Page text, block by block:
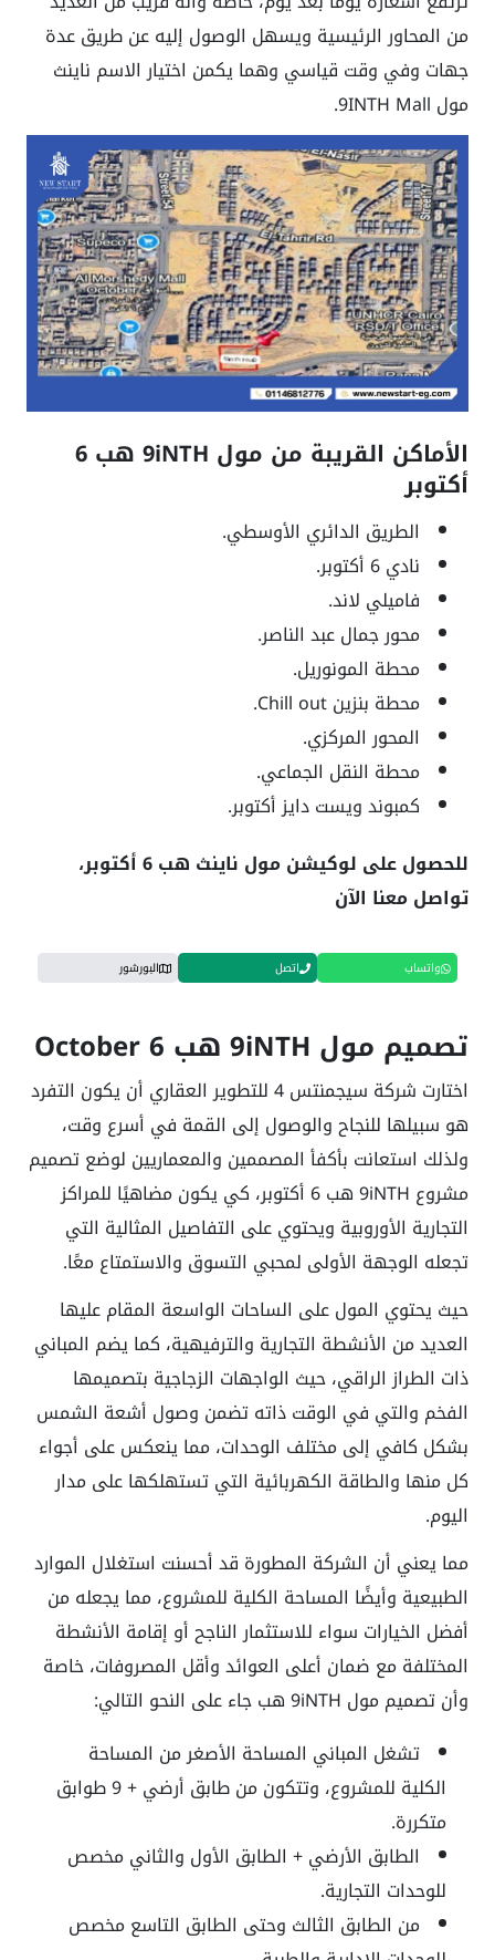
من المحاور الرئيسية ويسهل الوصول إليه عن طريق عدة
جهات وفي وقت قياسي وهما يكمن اختيار الاسم ناينث
مول 9INTH Mall.
الأماكن القريبة من مول 9iNTH هب 6
أكتوبر
الطريق الدائري الأوسطي.
نادي 6 أكتوبر.
فاميلي لاند.
محور جمال عبد الناصر.
محطة المونوريل.
محطة بنزين Chill out.
المحور المركزي.
محطة النقل الجماعي.
كمبوند ويست دايز أكتوبر.
للحصول على لوكيشن مول ناينث هب 6 أكتوبر،
تواصل معنا الآن
واتساب اتصل البورشور
تصميم مول 9iNTH هب 6 October
اختارت شركة سيجمنتس 4 للتطوير العقاري أن يكون التفرد
هو سبيلها للنجاح والوصول إلى القمة في أسرع وقت،
ولذلك استعانت بأكفأ المصممين والمعماريين لوضع تصميم
مشروع 9iNTH هب 6 أكتوبر، كي يكون مضاهيًا للمراكز
التجارية الأوروبية ويحتوي على التفاصيل المثالية التي
تجعله الوجهة الأولى لمحبي التسوق والاستمتاع معًا.
حيث يحتوي المول على الساحات الواسعة المقام عليها
العديد من الأنشطة التجارية والترفيهية، كما يضم المباني
ذات الطراز الراقي، حيث الواجهات الزجاجية بتصميمها
الفخم والتي في الوقت ذاته تضمن وصول أشعة الشمس
بشكل كافي إلى مختلف الوحدات، مما ينعكس على أجواء
كل منها والطاقة الكهربائية التي تستهلكها على مدار
اليوم.
مما يعني أن الشركة المطورة قد أحسنت استغلال الموارد
الطبيعية وأيضًا المساحة الكلية للمشروع، مما يجعله من
أفضل الخيارات سواء للاستثمار الناجح أو إقامة الأنشطة
المختلفة مع ضمان أعلى العوائد وأقل المصروفات، خاصة
وأن تصميم مول 9iNTH هب جاء على النحو التالي:
تشغل المباني المساحة الأصغر من المساحة
الكلية للمشروع، وتتكون من طابق أرضي + 9 طوابق
متكررة.
الطابق الأرضي + الطابق الأول والثاني مخصص
للوحدات التجارية.
من الطابق الثالث وحتى الطابق التاسع مخصص